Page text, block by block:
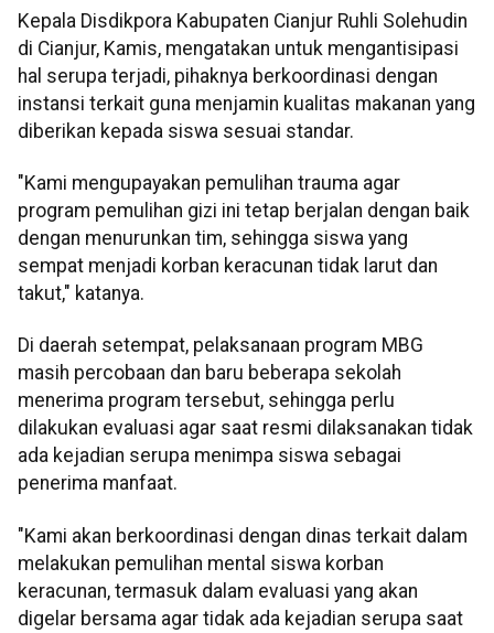
Kepala Disdikpora Kabupaten Cianjur Ruhli Solehudin
di Cianjur, Kamis, mengatakan untuk mengantisipasi
hal serupa terjadi, pihaknya berkoordinasi dengan
instansi terkait guna menjamin kualitas makanan yang
diberikan kepada siswa sesuai standar.
"Kami mengupayakan pemulihan trauma agar
program pemulihan gizi ini tetap berjalan dengan baik
dengan menurunkan tim, sehingga siswa yang
sempat menjadi korban keracunan tidak larut dan
takut," katanya.
Di daerah setempat, pelaksanaan program MBG
masih percobaan dan baru beberapa sekolah
menerima program tersebut, sehingga perlu
dilakukan evaluasi agar saat resmi dilaksanakan tidak
ada kejadian serupa menimpa siswa sebagai
penerima manfaat.
"Kami akan berkoordinasi dengan dinas terkait dalam
melakukan pemulihan mental siswa korban
keracunan, termasuk dalam evaluasi yang akan
digelar bersama agar tidak ada kejadian serupa saat